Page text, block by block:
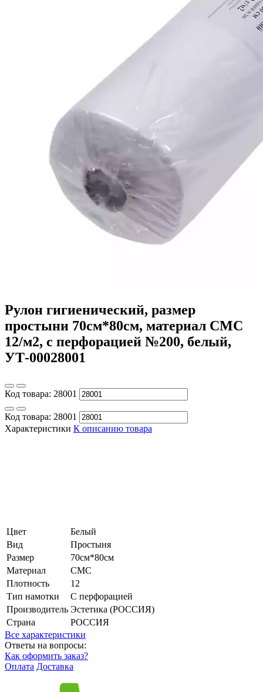
Рулон гигиенический, размер
простыни 70см*80см, материал СМС
12/м2, с перфорацией №200, белый,
УТ-00028001
Код товара: 28001
Код товара: 28001
Характеристики К описанию товара
Цвет
Белый
Вид
Простыня
Размер
70см*80см
Материал
СМС
Плотность
12
Тип намотки
С перфорацией
Производитель Эстетика (РОССИЯ)
Страна
РОССИЯ
Все характеристики
Ответы на вопросы:
Как оформить заказ?
Оплата Доставка